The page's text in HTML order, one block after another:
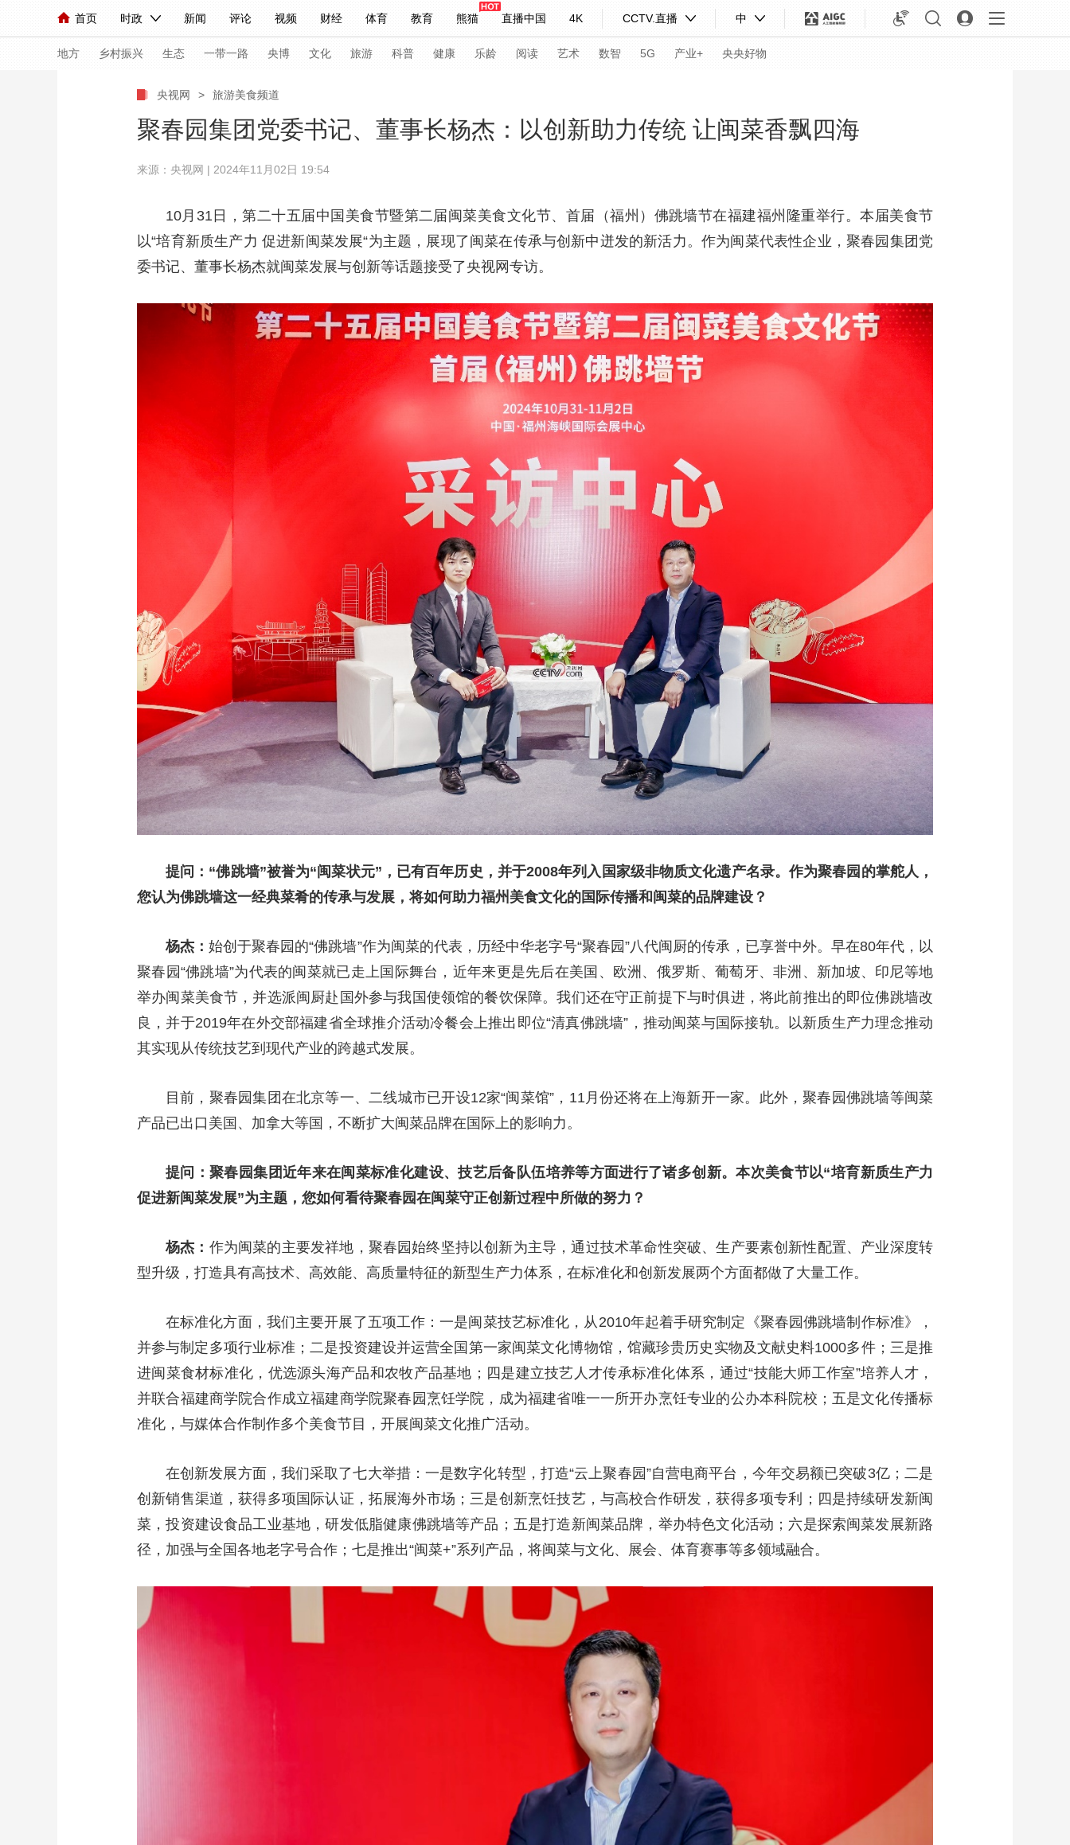
首页 时政 新闻 评论 视频 财经 体育 教育 熊猫 直播中国 4K CCTV.直播 中
人民领袖习近平 联播+ 中国领导人 央视快评 习式妙语 热解读 天天学习
直播 栏目大全 节目单 听音 微视频 主持人 下载央视影音
海外频道 iPanda English Монгол
地方 乡村振兴 生态 一带一路 央博 文化 旅游 科普 健康 乐龄 阅读 艺术 数智 5G 产业+ 央央好物
联播+ 热解读 天天学习 习式妙语 央视快评 央视网评 光华锐评 锋面
小央视频 小央直播 直播中国 熊猫频道 VR/AR 4K专区 全景新闻
前线 比划 快看 蓝海中国 新兵请入列 人生第一次 人生第二次
竞猜 2026年世界杯 2026年冬奥会 CBA NBA 中超 国足 国际足球 网球 综合体育 亚冬会
生活体育大会 体育江湖 文化体育 冰雪道路 足球道路
央博 非遗 文化 旅游 科普 健康 乐龄 阅读
智敬中国 全民健康 颜选攻略
热播榜 总台企业白名单
央视网 > 旅游美食频道
聚春园集团党委书记、董事长杨杰：以创新助力传统 让闽菜香飘四海
来源：央视网 | 2024年11月02日 19:54
10月31日，第二十五届中国美食节暨第二届闽菜美食文化节、首届（福州）佛跳墙节在福建福州隆重举行。本届美食节
以“培育新质生产力 促进新闽菜发展“为主题，展现了闽菜在传承与创新中迸发的新活力。作为闽菜代表性企业，聚春园集团党
委书记、董事长杨杰就闽菜发展与创新等话题接受了央视网专访。
提问：“佛跳墙”被誉为“闽菜状元”，已有百年历史，并于2008年列入国家级非物质文化遗产名录。作为聚春园的掌舵人，
您认为佛跳墙这一经典菜肴的传承与发展，将如何助力福州美食文化的国际传播和闽菜的品牌建设？
杨杰：始创于聚春园的“佛跳墙”作为闽菜的代表，历经中华老字号“聚春园”八代闽厨的传承，已享誉中外。早在80年代，以
聚春园“佛跳墙”为代表的闽菜就已走上国际舞台，近年来更是先后在美国、欧洲、俄罗斯、葡萄牙、非洲、新加坡、印尼等地
举办闽菜美食节，并选派闽厨赴国外参与我国使领馆的餐饮保障。我们还在守正前提下与时俱进，将此前推出的即位佛跳墙改
良，并于2019年在外交部福建省全球推介活动冷餐会上推出即位“清真佛跳墙”，推动闽菜与国际接轨。以新质生产力理念推动
其实现从传统技艺到现代产业的跨越式发展。
目前，聚春园集团在北京等一、二线城市已开设12家“闽菜馆”，11月份还将在上海新开一家。此外，聚春园佛跳墙等闽菜
产品已出口美国、加拿大等国，不断扩大闽菜品牌在国际上的影响力。
提问：聚春园集团近年来在闽菜标准化建设、技艺后备队伍培养等方面进行了诸多创新。本次美食节以“培育新质生产力
促进新闽菜发展”为主题，您如何看待聚春园在闽菜守正创新过程中所做的努力？
杨杰： 作为闽菜的主要发祥地，聚春园始终坚持以创新为主导，通过技术革命性突破、生产要素创新性配置、产业深度转
型升级，打造具有高技术、高效能、高质量特征的新型生产力体系，在标准化和创新发展两个方面都做了大量工作。
在标准化方面，我们主要开展了五项工作：一是闽菜技艺标准化，从2010年起着手研究制定《聚春园佛跳墙制作标准》，
并参与制定多项行业标准；二是投资建设并运营全国第一家闽菜文化博物馆，馆藏珍贵历史实物及文献史料1000多件；三是推
进闽菜食材标准化，优选源头海产品和农牧产品基地；四是建立技艺人才传承标准化体系，通过“技能大师工作室”培养人才，
并联合福建商学院合作成立福建商学院聚春园烹饪学院，成为福建省唯一一所开办烹饪专业的公办本科院校；五是文化传播标
准化，与媒体合作制作多个美食节目，开展闽菜文化推广活动。
在创新发展方面，我们采取了七大举措：一是数字化转型，打造“云上聚春园”自营电商平台，今年交易额已突破3亿；二是
创新销售渠道，获得多项国际认证，拓展海外市场；三是创新烹饪技艺，与高校合作研发，获得多项专利；四是持续研发新闽
菜，投资建设食品工业基地，研发低脂健康佛跳墙等产品；五是打造新闽菜品牌，举办特色文化活动；六是探索闽菜发展新路
径，加强与全国各地老字号合作；七是推出“闽菜+”系列产品，将闽菜与文化、展会、体育赛事等多领域融合。